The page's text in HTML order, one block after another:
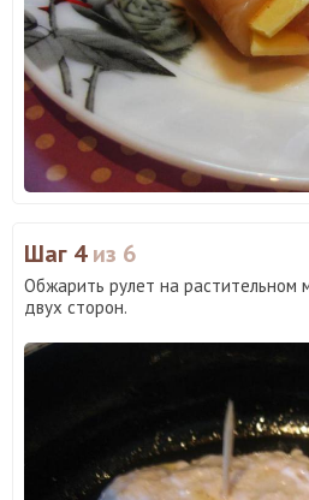
Шаг 4из 6
Обжарить рулет на растительном
двух сторон.